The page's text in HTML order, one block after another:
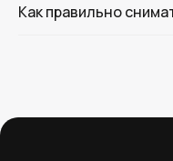
Как правильно